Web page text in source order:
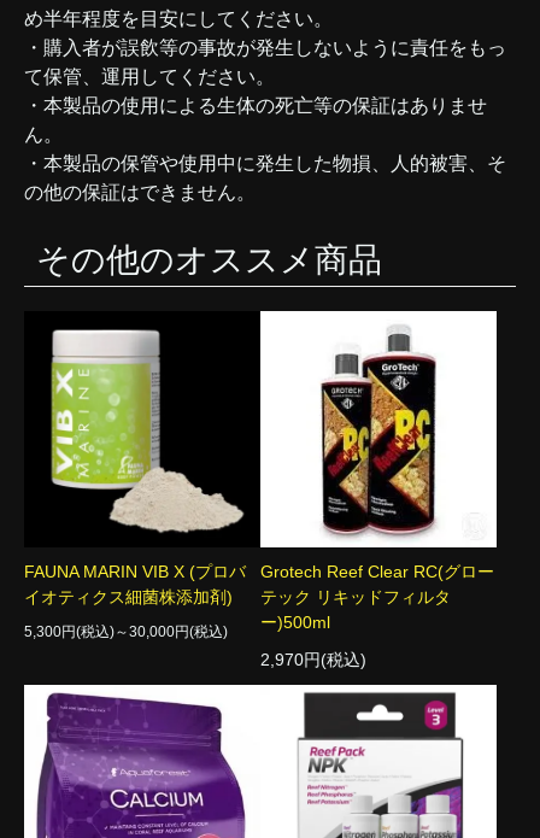
め半年程度を目安にしてください。
・購入者が誤飲等の事故が発生しないように責任をもっ
て保管、運用してください。
・本製品の使用による生体の死亡等の保証はありませ
ん。
・本製品の保管や使用中に発生した物損、人的被害、そ
の他の保証はできません。
その他のオススメ商品
FAUNA MARIN VIB X (プロバ
イオティクス細菌株添加剤)
5,300円(税込)～30,000円(税込)
Grotech Reef Clear RC(グロー
テック リキッドフィルタ
ー)500ml
2,970円(税込)